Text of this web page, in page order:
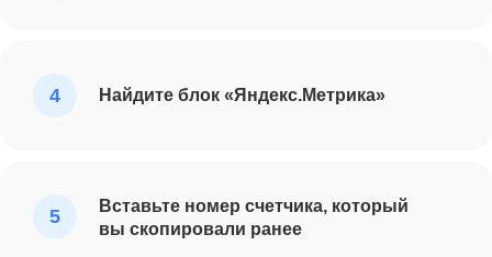
Найдите блок «Яндекс.Метрика»
Вставьте номер счетчика, который
вы скопировали ранее